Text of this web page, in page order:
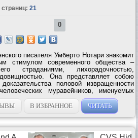
страниц: 21
0
писателя Умберто Нотари знакомит
стимулом современного общества –
страданиями, лихорадочностью,
Она представляет собою
половой извращенности
муравейников, именуемых
городами». И хочется верить, что в
В ИЗБРАННОЕ ЧИТАТЬ